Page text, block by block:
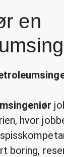
en
hvor
boring,